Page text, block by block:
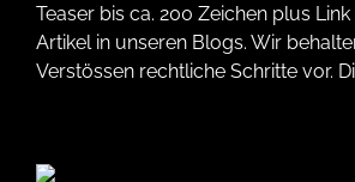
Teaser bis ca. 200 Zeichen plus
Artikel in unseren Blogs. Wir
Verstössen rechtliche Schritte vor.